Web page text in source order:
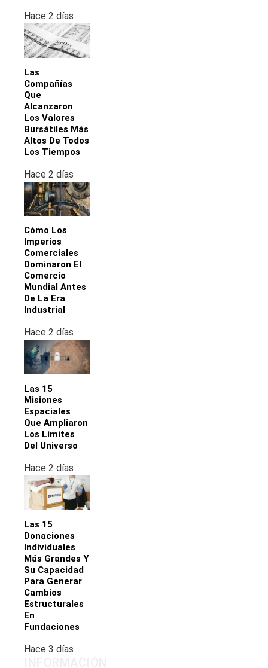
Hace 2 días
Las
Compañías
Que
Alcanzaron
Los Valores
Bursátiles Más
Altos De Todos
Los Tiempos
Hace 2 días
Cómo Los
Imperios
Comerciales
Dominaron El
Comercio
Mundial Antes
De La Era
Industrial
Hace 2 días
Las 15
Misiones
Espaciales
Que Ampliaron
Los Límites
Del Universo
Hace 2 días
Las 15
Donaciones
Individuales
Más Grandes Y
Su Capacidad
Para Generar
Cambios
Estructurales
En
Fundaciones
Hace 3 días